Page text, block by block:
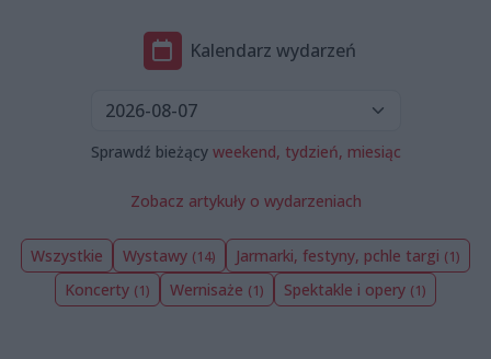
Kalendarz wydarzeń
Sprawdź bieżący weekend, tydzień, miesiąc
Zobacz artykuły o wydarzeniach
Wszystkie Wystawy (14) Jarmarki, festyny, pchle targi (1)
Koncerty (1) Wernisaże (1) Spektakle i opery (1)